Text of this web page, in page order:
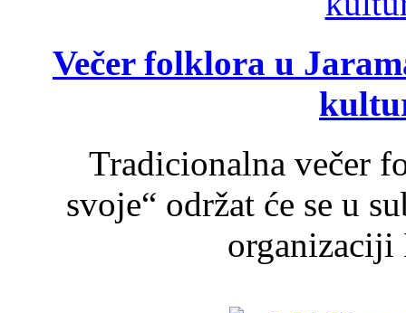
Večer folklora u
Tradicionalna večer
svoje“ održat će se u
organizaciji